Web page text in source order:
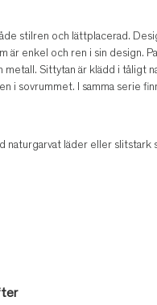
stilren och lättplacerad.
är enkel och ren i sin design.
metall. Sittytan är klädd i tåligt
i sovrummet. I samma serie
naturgarvat läder eller slitstark